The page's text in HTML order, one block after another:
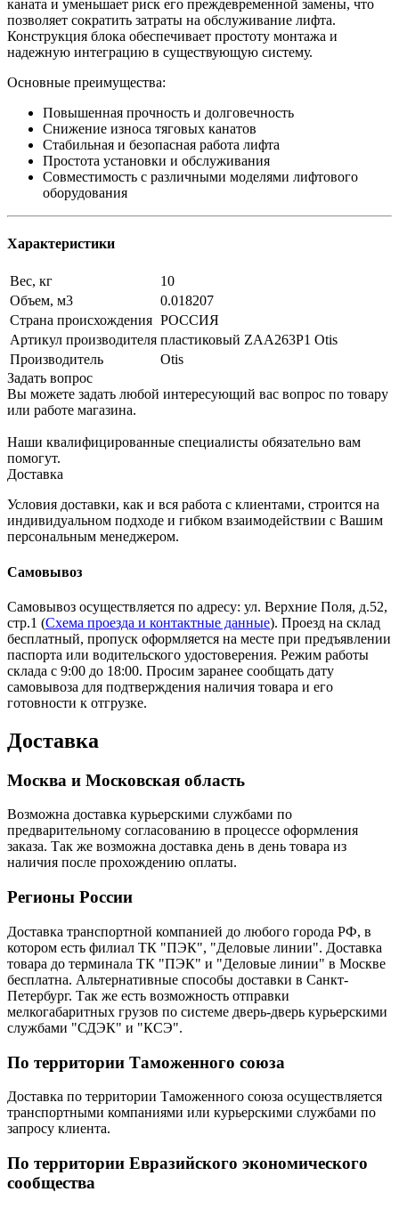
каната и уменьшает риск его преждевременной замены, что
позволяет сократить затраты на обслуживание лифта.
Конструкция блока обеспечивает простоту монтажа и
надежную интеграцию в существующую систему.
Основные преимущества:
Повышенная прочность и долговечность
Снижение износа тяговых канатов
Стабильная и безопасная работа лифта
Простота установки и обслуживания
Совместимость с различными моделями лифтового
оборудования
Характеристики
Вес, кг
10
Объем, м3
0.018207
Страна происхождения РОССИЯ
Артикул производителя пластиковый ZAA263P1 Otis
Производитель
Otis
Задать вопрос
Вы можете задать любой интересующий вас вопрос по товару
или работе магазина.
Наши квалифицированные специалисты обязательно вам
помогут.
Доставка
Условия доставки, как и вся работа с клиентами, строится на
индивидуальном подходе и гибком взаимодействии с Вашим
персональным менеджером.
Самовывоз
Самовывоз осуществляется по адресу: ул. Верхние Поля, д.52,
стр.1 (Схема проезда и контактные данные). Проезд на склад
бесплатный, пропуск оформляется на месте при предъявлении
паспорта или водительского удостоверения. Режим работы
склада с 9:00 до 18:00. Просим заранее сообщать дату
самовывоза для подтверждения наличия товара и его
готовности к отгрузке.
Доставка
Москва и Московская область
Возможна доставка курьерскими службами по
предварительному согласованию в процессе оформления
заказа. Так же возможна доставка день в день товара из
наличия после прохождению оплаты.
Регионы России
Доставка транспортной компанией до любого города РФ, в
котором есть филиал ТК "ПЭК", "Деловые линии". Доставка
товара до терминала ТК "ПЭК" и "Деловые линии" в Москве
бесплатна. Альтернативные способы доставки в Санкт-
Петербург. Так же есть возможность отправки
мелкогабаритных грузов по системе дверь-дверь курьерскими
службами "СДЭК" и "КСЭ".
По территории Таможенного союза
Доставка по территории Таможенного союза осуществляется
транспортными компаниями или курьерскими службами по
запросу клиента.
По территории Евразийского экономического
сообщества